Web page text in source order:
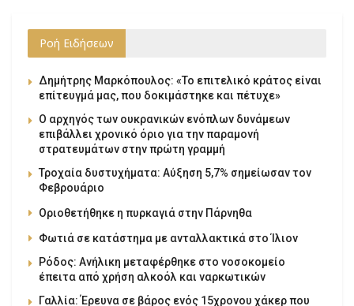
Ροή Ειδήσεων
Δημήτρης Μαρκόπουλος: «Το επιτελικό κράτος είναι
επίτευγμά μας, που δοκιμάστηκε και πέτυχε»
Ο αρχηγός των ουκρανικών ενόπλων δυνάμεων
επιβάλλει χρονικό όριο για την παραμονή
στρατευμάτων στην πρώτη γραμμή
Τροχαία δυστυχήματα: Αύξηση 5,7% σημείωσαν τον
Φεβρουάριο
Οριοθετήθηκε η πυρκαγιά στην Πάρνηθα
Φωτιά σε κατάστημα με ανταλλακτικά στο Ίλιον
Ρόδος: Ανήλικη μεταφέρθηκε στο νοσοκομείο
έπειτα από χρήση αλκοόλ και ναρκωτικών
Γαλλία: Έρευνα σε βάρος ενός 15χρονου χάκερ που